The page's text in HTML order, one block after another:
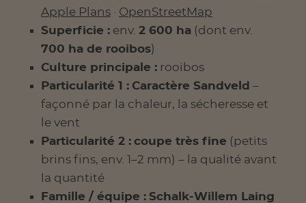
Apple Plans · OpenStreetMap
Superficie : env. 2 600 ha (dont env.
700 ha de rooibos)
Culture principale : rooibos
Particularité 1 : Caractère Sandveld –
façonné par la chaleur, la sécheresse et
le vent
Particularité 2 : coupe très fine (petits
brins fins, env. 1–2 mm) – la qualité avant
la quantité
Famille / équipe : Schalk-Willem Laing